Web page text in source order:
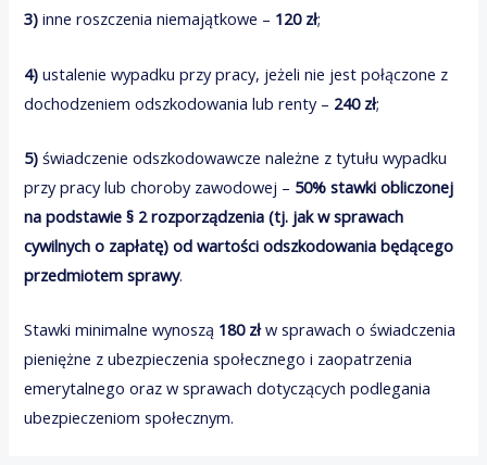
3) inne roszczenia niemajątkowe – 120 zł;
4) ustalenie wypadku przy pracy, jeżeli nie jest połączone z
dochodzeniem odszkodowania lub renty – 240 zł;
5) świadczenie odszkodowawcze należne z tytułu wypadku
przy pracy lub choroby zawodowej – 50% stawki obliczonej
na podstawie § 2 rozporządzenia (tj. jak w sprawach
cywilnych o zapłatę) od wartości odszkodowania będącego
przedmiotem sprawy.
Stawki minimalne wynoszą 180 złw sprawach o świadczenia
pieniężne z ubezpieczenia społecznego i zaopatrzenia
emerytalnego oraz w sprawach dotyczących podlegania
ubezpieczeniom społecznym.